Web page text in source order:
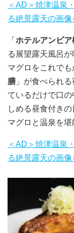
＜AD＞焼津温泉
る絶景露天の画
「 ホテルアンビア
る展望露天風呂
マグロをこれでも
膳」が食べられ
ているだけで口
しめる昼食付き
マグロと温泉を堪
＜AD＞焼津温泉
る絶景露天の画